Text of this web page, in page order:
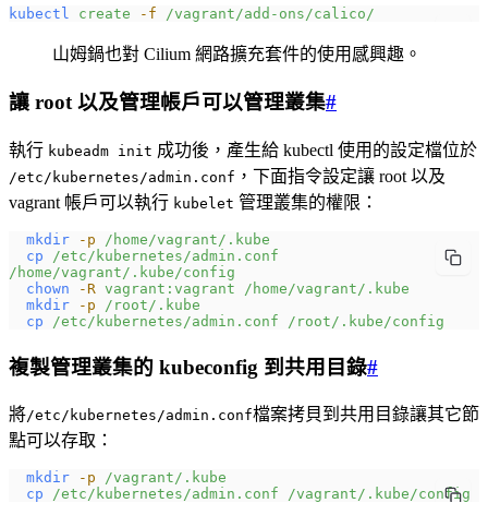
kubectl create -f /vagrant/add-ons/calico/
山姆鍋也對 Cilium 網路擴充套件的使用感興趣。
讓 root 以及管理帳戶可以管理叢集#
執行 kubeadm init 成功後，產生給 kubectl 使用的設定檔位於
/etc/kubernetes/admin.conf ，下面指令設定讓 root 以及
vagrant 帳戶可以執行 kubelet 管理叢集的權限：
  mkdir
-p /home/vagrant/.kube
  cp
/etc/kubernetes/admin.conf
/home/vagrant/.kube/config
  chown
-R vagrant:vagrant /home/vagrant/.kube
  mkdir
-p /root/.kube
  cp
/etc/kubernetes/admin.conf /root/.kube/config
複製管理叢集的 kubeconfig 到共用目錄#
將/etc/kubernetes/admin.conf檔案拷貝到共用目錄讓其它節
點可以存取：
  mkdir
-p /vagrant/.kube
  cp
/etc/kubernetes/admin.conf /vagrant/.kube/config